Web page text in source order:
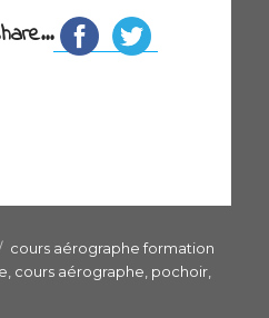
Catégories
cours aérographe formation
, cours aérographe, pochoir,